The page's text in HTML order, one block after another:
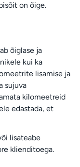
on õige.
õiglase ja
kui ka
lisamise ja
sujuva
kilomeetreid
edastada, et
lisateabe
klienditoega.